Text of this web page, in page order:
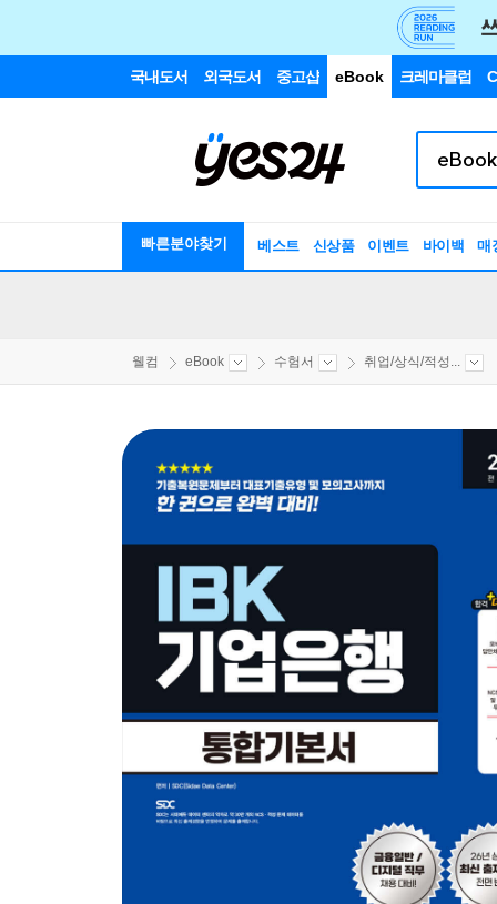
국내도서 외국도서 중고샵 eBook 크레마클럽
빠른분야찾기 베스트 신상품 이벤트 바이백 매
웰컴 eBook 수험서 취업/상식/적성...